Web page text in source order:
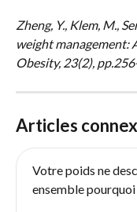
Zheng, Y., Klem, M.,
weight management:
Obesity, 23(2),
Articles
Votre poids ne
ensemble